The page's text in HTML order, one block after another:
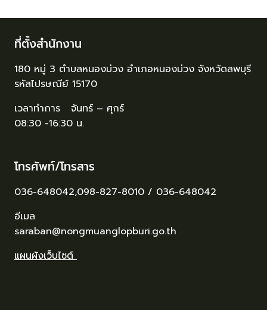
ที่ตั้งสำนักงาน
180 หมู่ 3 ตำบลหนองม่วง อำเภอหนองม่วง จังหวัดลพบุรี
รหัสไปรษณีย์ 15170
เวลาทำการ จันทร์ – ศุกร์
08:30 -16:30 น.
โทรศัพท์/โทรสาร
036-648042,098-827-8010 / 036-648042
อีเมล
saraban@nongmuanglopburi.go.th
แผนผังเว็บไซต์